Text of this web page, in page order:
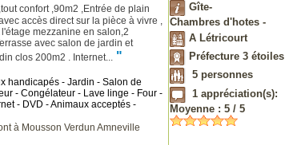
confort ,90m2 ,Entrée de plain
accès direct sur la pièce à vivre ,
mezzanine en salon,2
avec salon de jardin et
clos 200m2 . Internet... "
handicapés - Jardin - Salon de
- Congélateur - Lave linge - Four -
- DVD - Animaux acceptés -
à Mousson Verdun Amneville
Gîte-
Chambres d'hotes -
A Létricourt
Préfecture 3 étoiles
5 personnes
1appréciation(s):
Moyenne : 5/ 5